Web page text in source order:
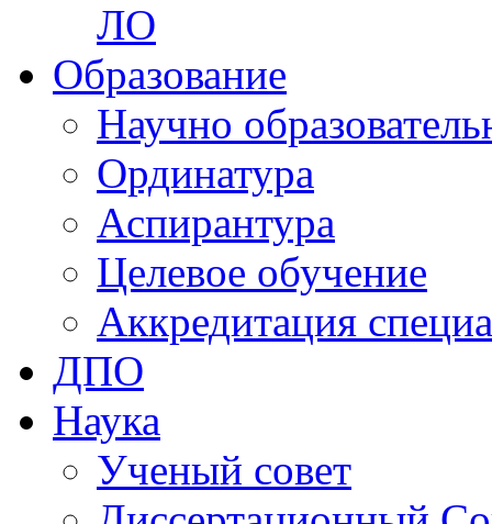
ЛО
Образование
Научно
Ординатура
Аспирантура
Целевое обучение
Аккредитация
ДПО
Наука
Ученый совет